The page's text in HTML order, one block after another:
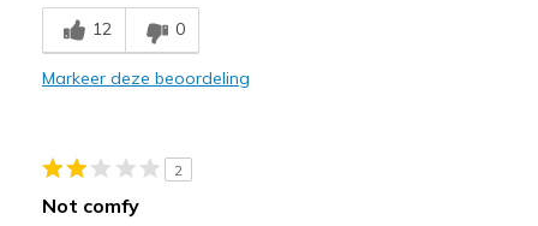
Minpunten
Painfully uncomfortable
Beste toepassingen
Casual Wear
12 0
Markeer deze beoordeling
2
Not comfy